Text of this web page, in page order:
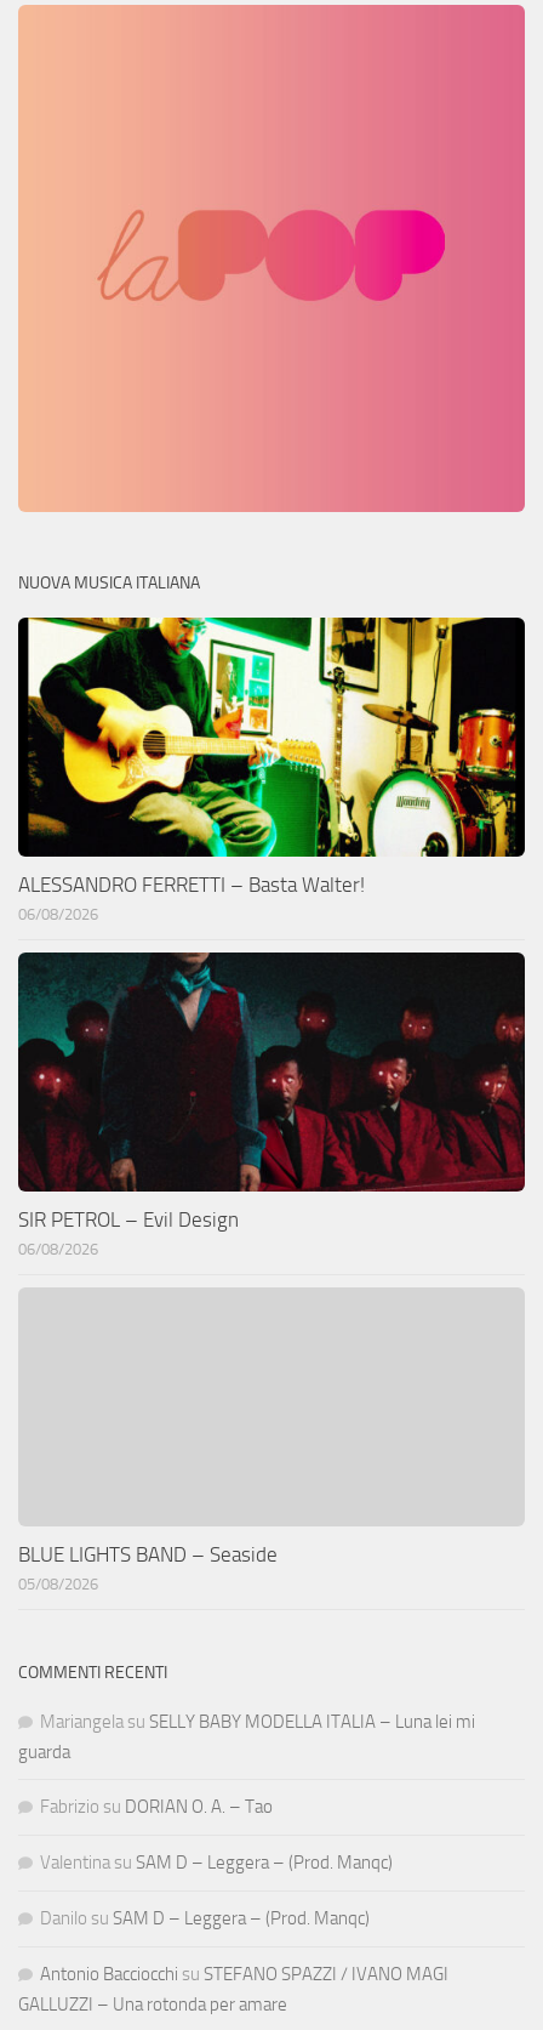
NUOVA MUSICA ITALIANA
ALESSANDRO FERRETTI – Basta Walter!
06/08/2026
SIR PETROL – Evil Design
06/08/2026
BLUE LIGHTS BAND – Seaside
05/08/2026
COMMENTI RECENTI
Mariangela su SELLY BABY MODELLA ITALIA – Luna lei mi
guarda
Fabrizio su DORIAN O. A. – Tao
Valentina su SAM D – Leggera – (Prod. Manqc)
Danilo su SAM D – Leggera – (Prod. Manqc)
Antonio Bacciocchi su STEFANO SPAZZI / IVANO MAGI
GALLUZZI – Una rotonda per amare